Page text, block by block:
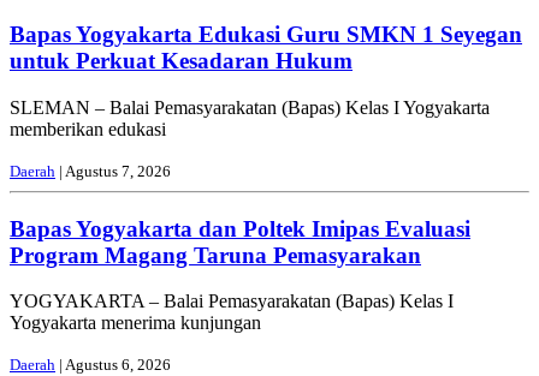
Bapas Yogyakarta Edukasi Guru SMKN 1 Seyegan
untuk Perkuat Kesadaran Hukum
SLEMAN – Balai Pemasyarakatan (Bapas) Kelas I Yogyakarta
memberikan edukasi
Daerah | Agustus 7, 2026
Bapas Yogyakarta dan Poltek Imipas Evaluasi
Program Magang Taruna Pemasyarakan
YOGYAKARTA – Balai Pemasyarakatan (Bapas) Kelas I
Yogyakarta menerima kunjungan
Daerah | Agustus 6, 2026